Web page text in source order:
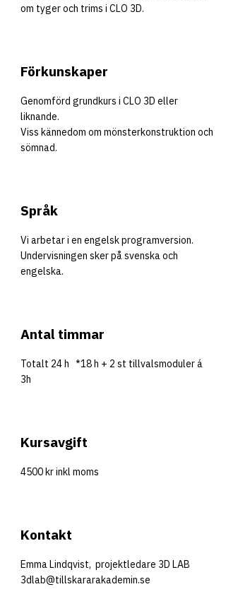
om tyger och trims i CLO 3D.
Förkunskaper
Genomförd grundkurs i CLO 3D eller
liknande.
Viss kännedom om mönsterkonstruktion och
sömnad.
Språk
Vi arbetar i en engelsk programversion.
Undervisningen sker på svenska och
engelska.
Antal timmar
Totalt 24 h *18 h + 2 st tillvalsmoduler á
3h
Kursavgift
4500 kr inkl moms
Kontakt
Emma Lindqvist, projektledare 3D LAB
3dlab@tillskararakademin.se